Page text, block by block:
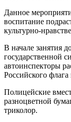
Данное
воспитание
культурно-
В начале занятия
государственной
автоинспекторы
Российского флага
Полицейские
разноцветной
триколор.